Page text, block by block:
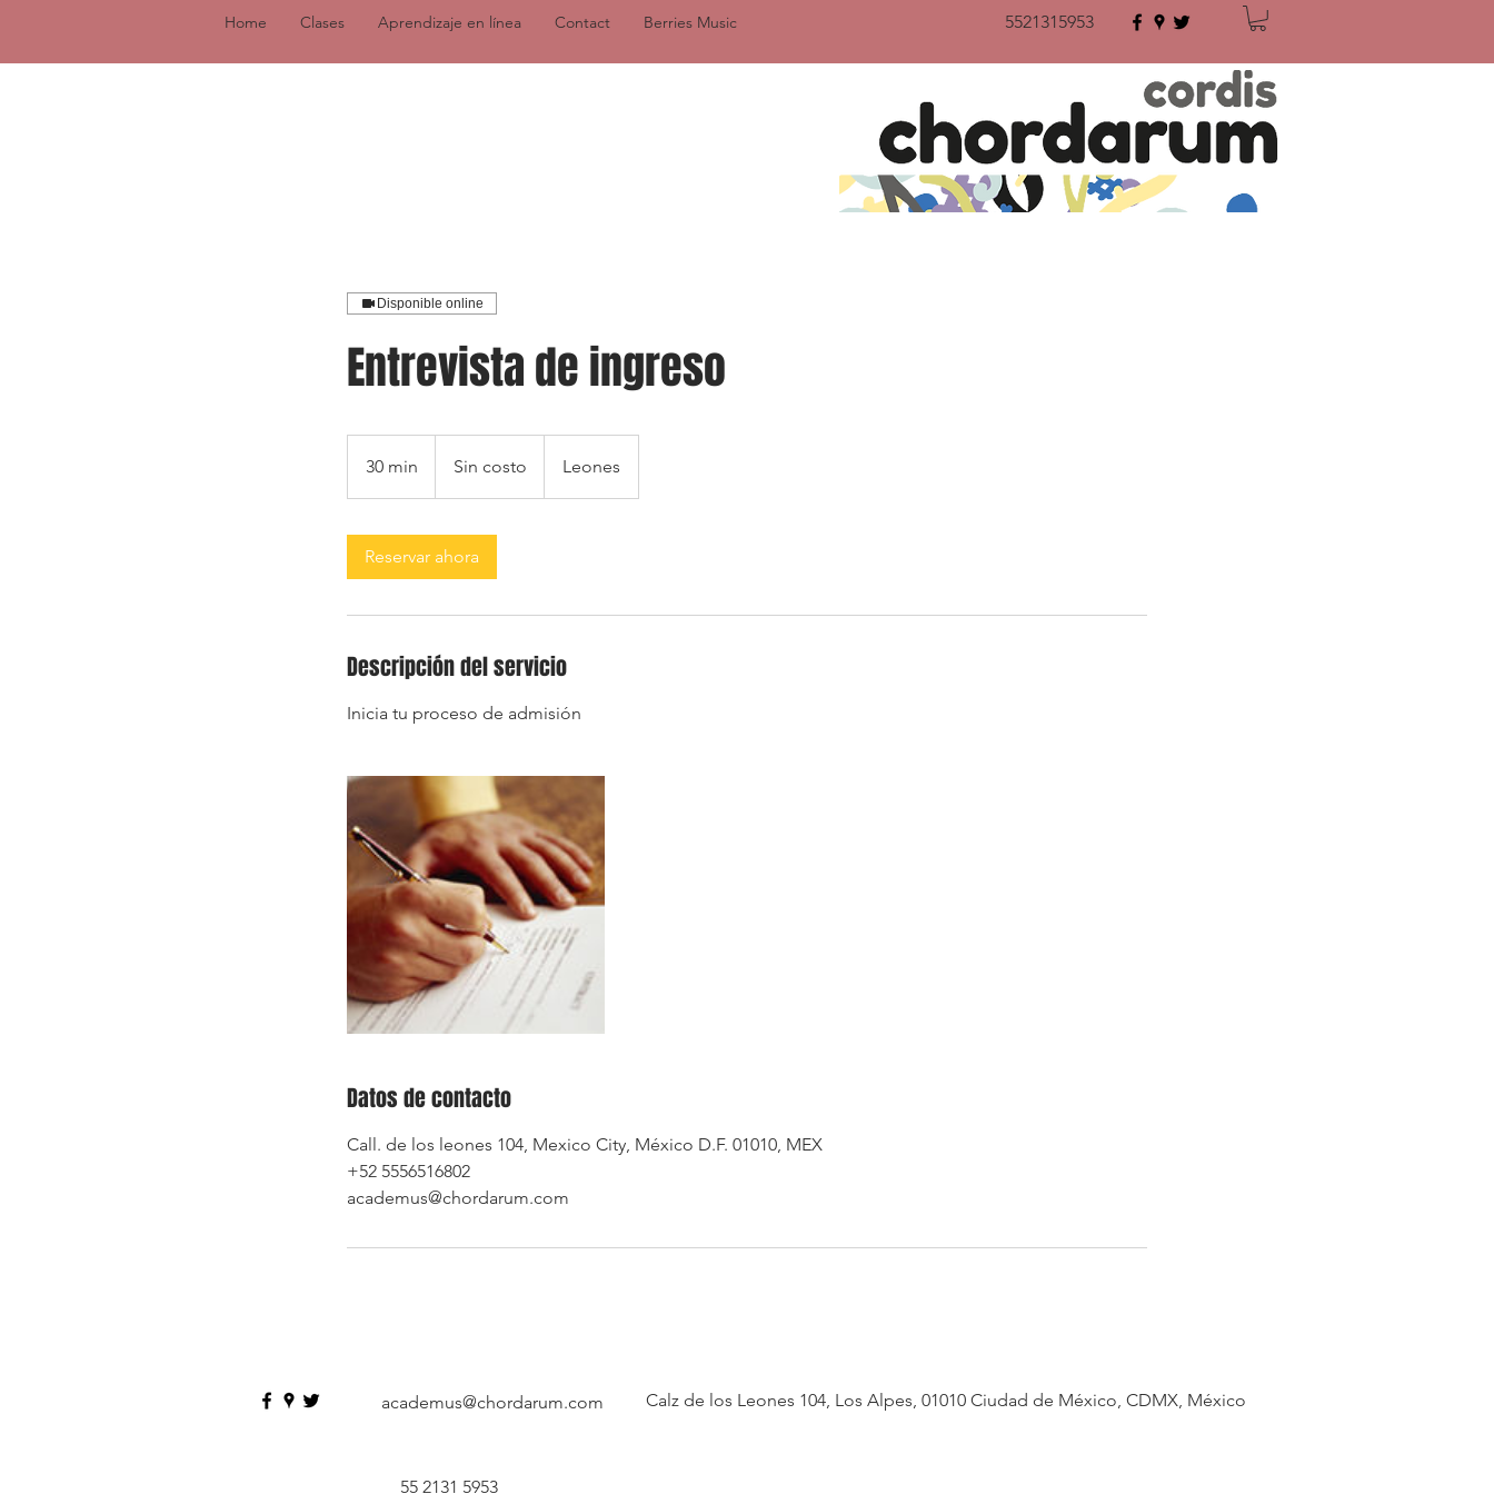
5521315953
Home Clases Aprendizaje en línea Contact Berries Music
Disponible online
Entrevista de ingreso
30 min Sin costo Leones
Reservar ahora
Descripción del servicio
Inicia tu proceso de admisión
Datos de contacto
Call. de los leones 104, Mexico City, México D.F. 01010, MEX
+52 5556516802
academus@chordarum.com
academus@chordarum.com Calz de los Leones 104, Los Alpes, 01010 Ciudad de México, CDMX, México
55 2131 5953